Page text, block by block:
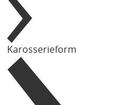
Karosserieform